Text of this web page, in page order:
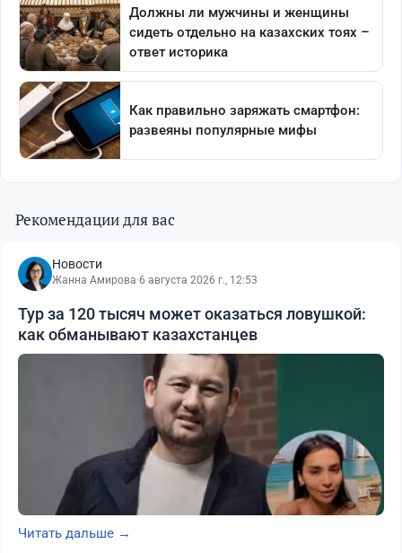
Рекомендации для вас
Новости
Жанна Амирова·6 августа 2026 г., 12:53
Тур за 120 тысяч может оказаться ловушкой:
как обманывают казахстанцев
Читать дальше →